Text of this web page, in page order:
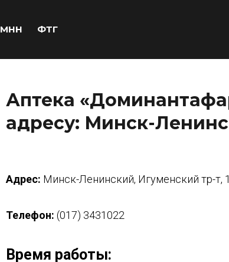
МНН ФТГ
Аптека
адресу: Минск-
Адрес: Минск-Ленинский, Игуменский тр-т,
Телефон: (017) 3431022
Время работы: